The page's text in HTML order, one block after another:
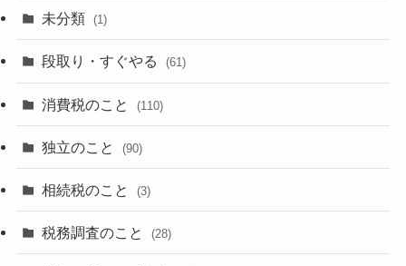
未分類 (1)
段取り・すぐやる (61)
消費税のこと (110)
独立のこと (90)
相続税のこと (3)
税務調査のこと (28)